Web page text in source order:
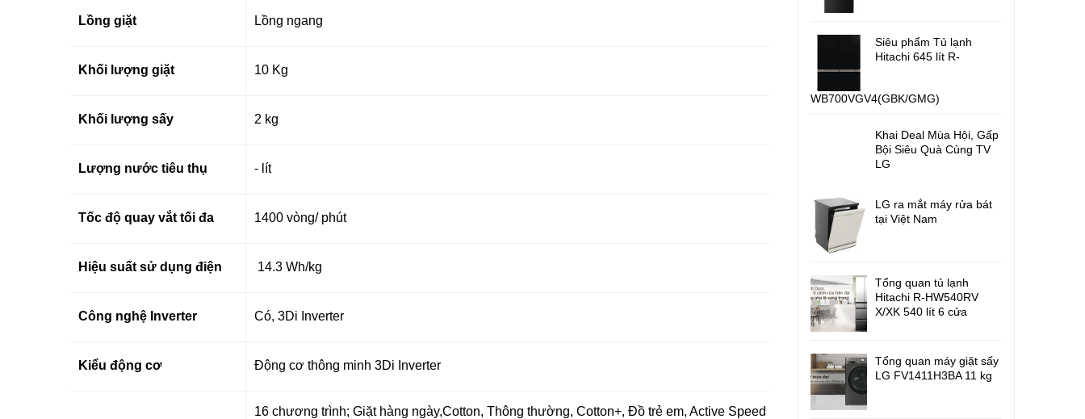
Lồng giặt Lồng ngang
Khối lượng giặt 10 Kg
Khối lượng sấy 2 kg
Lượng nước tiêu thụ - lít
Tốc độ quay vắt tối đa 1400 vòng/ phút
Hiệu suất sử dụng điện 14.3 Wh/kg
Công nghệ Inverter Có, 3Di Inverter
Kiểu động cơ Động cơ thông minh 3Di Inverter
16 chương trình; Giặt hàng ngày,Cotton, Thông thường, Cotton+, Đồ trẻ em, Active Speed
Siêu phẩm Tủ lạnh
Hitachi 645 lít R-
WB700VGV4(GBK/GMG)
Khai Deal Mùa Hội, Gấp
Bội Siêu Quà Cùng TV
LG
LG ra mắt máy rửa bát
tại Việt Nam
Tổng quan tủ lạnh
Hitachi R-HW540RV
X/XK 540 lít 6 cửa
Tổng quan máy giặt sấy
LG FV1411H3BA 11 kg